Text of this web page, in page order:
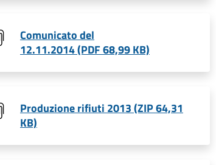
Comunicato del
12.11.2014 (PDF 68,99 KB)
Produzione rifiuti 2013 (ZIP 64,31
KB)